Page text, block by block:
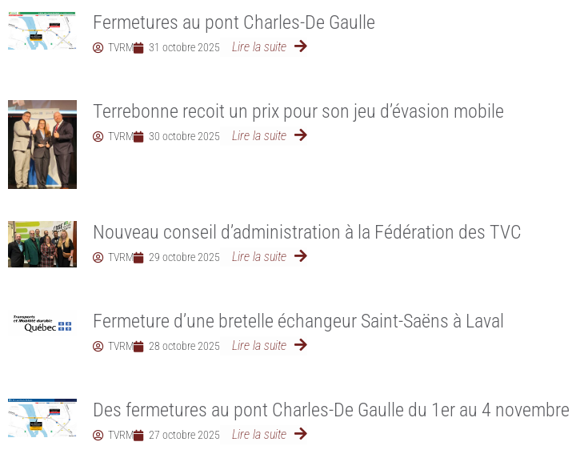
Fermetures au pont Charles-De Gaulle
TVRM 31 octobre 2025 Lire la suite
Terrebonne recoit un prix pour son jeu d’évasion mobile
TVRM 30 octobre 2025 Lire la suite
Nouveau conseil d’administration à la Fédération des TVC
TVRM 29 octobre 2025 Lire la suite
Fermeture d’une bretelle échangeur Saint-Saëns à Laval
TVRM 28 octobre 2025 Lire la suite
Des fermetures au pont Charles-De Gaulle du 1er au 4 novembre
TVRM 27 octobre 2025 Lire la suite